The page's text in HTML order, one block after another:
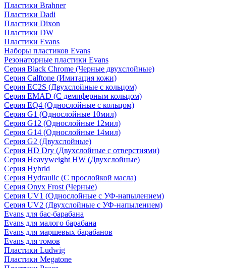
Пластики Brahner
Пластики Dadi
Пластики Dixon
Пластики DW
Пластики Evans
Наборы пластиков Evans
Резонаторные пластики Evans
Серия Black Chrome (Черные двухслойные)
Серия Calftone (Имитация кожи)
Серия EC2S (Двухслойные с кольцом)
Серия EMAD (С демпферным кольцом)
Серия EQ4 (Однослойные с кольцом)
Серия G1 (Однослойные 10мил)
Серия G12 (Однослойные 12мил)
Серия G14 (Однослойные 14мил)
Серия G2 (Двухслойные)
Серия HD Dry (Двухслойные с отверстиями)
Серия Heavyweight HW (Двухслойные)
Серия Hybrid
Серия Hydraulic (С прослойкой масла)
Серия Onyx Frost (Черные)
Серия UV1 (Однослойные с УФ-напылением)
Серия UV2 (Двухслойные с УФ-напылением)
Evans для бас-барабана
Evans для малого барабана
Evans для маршевых барабанов
Evans для томов
Пластики Ludwig
Пластики Megatone